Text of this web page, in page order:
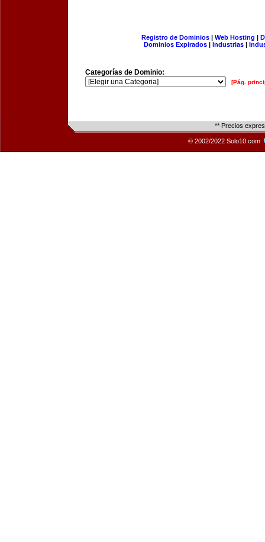
Registro de Dominios| Web Hosting |
Dominios Expirados | Industrias |
Categorías de Dominio:
[Pág.
** Precios
© 2002/2022 Solo10.com